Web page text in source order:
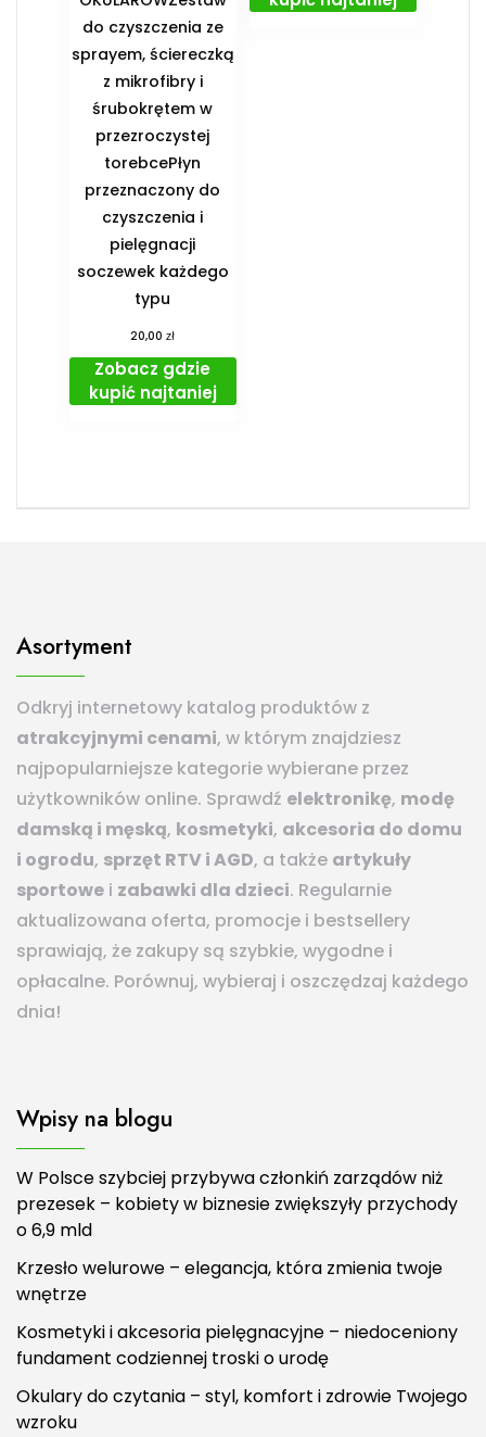
do czyszczenia ze
sprayem, ściereczką
z mikrofibry i
śrubokrętem w
przezroczystej
torebcePłyn
przeznaczony do
czyszczenia i
pielęgnacji
soczewek każdego
typu
20,00zł
Zobacz gdzie
kupić najtaniej
Asortyment
Odkryj internetowy katalog produktów z
atrakcyjnymi cenami, w którym znajdziesz
najpopularniejsze kategorie wybierane przez
użytkowników online. Sprawdź elektronikę, modę
damską i męską, kosmetyki, akcesoria do domu
i ogrodu, sprzęt RTV i AGD, a także artykuły
sportowe i zabawki dla dzieci. Regularnie
aktualizowana oferta, promocje i bestsellery
sprawiają, że zakupy są szybkie, wygodne i
opłacalne. Porównuj, wybieraj i oszczędzaj każdego
dnia!
Wpisy na blogu
W Polsce szybciej przybywa członkiń zarządów niż
prezesek – kobiety w biznesie zwiększyły przychody
o 6,9 mld
Krzesło welurowe – elegancja, która zmienia twoje
wnętrze
Kosmetyki i akcesoria pielęgnacyjne – niedoceniony
fundament codziennej troski o urodę
Okulary do czytania – styl, komfort i zdrowie Twojego
wzroku